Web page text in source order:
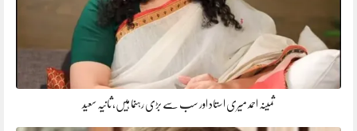
ثمینہ احمد میری استاد اور سب سے بڑی رہنما ہیں، ثانیہ سعید